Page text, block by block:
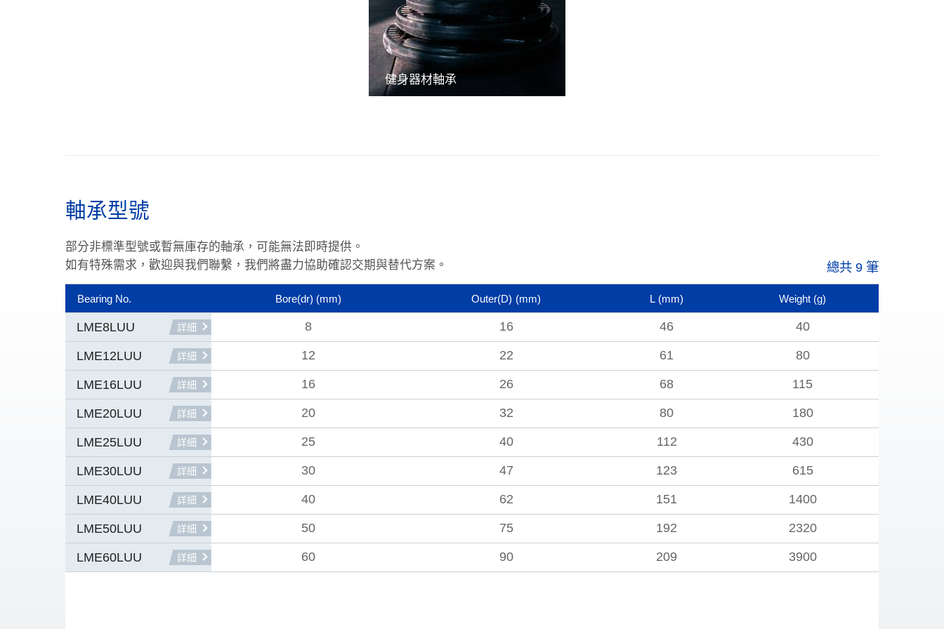
健身器材軸承
軸承型號
部分非標準型號或暫無庫存的軸承，可能無法即時提供。
如有特殊需求，歡迎與我們聯繫，我們將盡力協助確認交期與替代方案。
總共 9 筆
Bearing No. Bore(dr) (mm) Outer(D) (mm) L (mm) Weight (g)
LME8LUU 詳細 8 16 46 40
LME12LUU 詳細 12 22 61 80
LME16LUU 詳細 16 26 68 115
LME20LUU 詳細 20 32 80 180
LME25LUU 詳細 25 40 112 430
LME30LUU 詳細 30 47 123 615
LME40LUU 詳細 40 62 151 1400
LME50LUU 詳細 50 75 192 2320
LME60LUU 詳細 60 90 209 3900